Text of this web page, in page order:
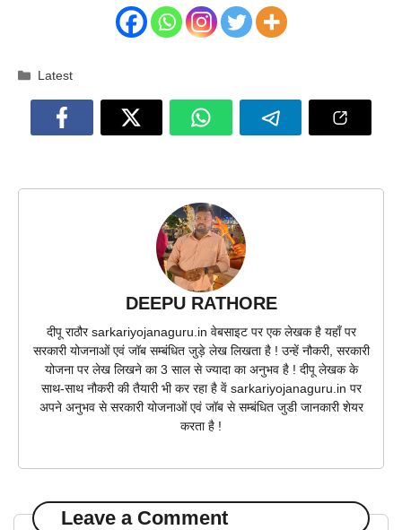
Categories
Latest
DEEPU RATHORE
दीपू राठौर sarkariyojanaguru.in वेबसाइट पर एक लेखक है यहाँ पर
सरकारी योजनाओं एवं जॉब सम्बंधित जुड़े लेख लिखता है ! उन्हें नौकरी, सरकारी
योजना पर लेख लिखने का 3 साल से ज्यादा का अनुभव है ! दीपू लेखक के
साथ-साथ नौकरी की तैयारी भी कर रहा है वें sarkariyojanaguru.in पर
अपने अनुभव से सरकारी योजनाओं एवं जॉब से सम्बंधित जुडी जानकारी शेयर
करता है !
Leave a Comment